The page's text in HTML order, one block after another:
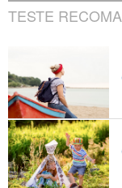
TESTE